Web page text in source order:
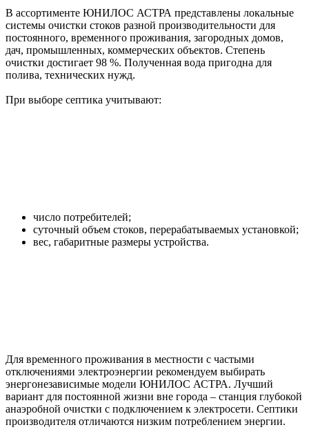
В ассортименте ЮНИЛОС АСТРА представлены локальные
системы очистки стоков разной производительности для
постоянного, временного проживания, загородных домов,
дач, промышленных, коммерческих объектов. Степень
очистки достигает 98 %. Полученная вода пригодна для
полива, технических нужд.
При выборе септика учитывают:
число потребителей;
суточный объем стоков, перерабатываемых установкой;
вес, габаритные размеры устройства.
Для временного проживания в местности с частыми
отключениями электроэнергии рекомендуем выбирать
энергонезависимые модели ЮНИЛОС АСТРА. Лучший
вариант для постоянной жизни вне города – станция глубокой
анаэробной очистки с подключением к электросети. Септики
производителя отличаются низким потреблением энергии.